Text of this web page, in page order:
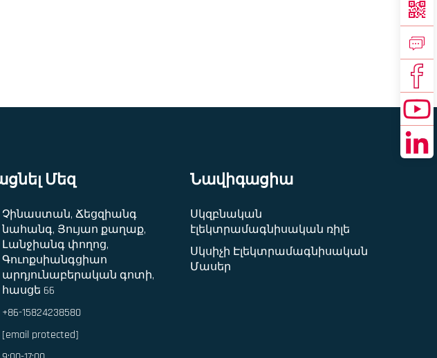
Մեզ
Չինաստան, Ճեցզիանգ
նահանգ, Յույաո քաղաք,
Լանջիանգ փողոց,
Գուոքսիանգցիաո
արդյունաբերական գոտի,
հասցե 66
+86-15824238580
[email protected]
Նավիգացիա
Սկզբնական
էլեկտրամագնիսական ռիլե
Սկսիչի Էլեկտրամագնիսական
Մասեր